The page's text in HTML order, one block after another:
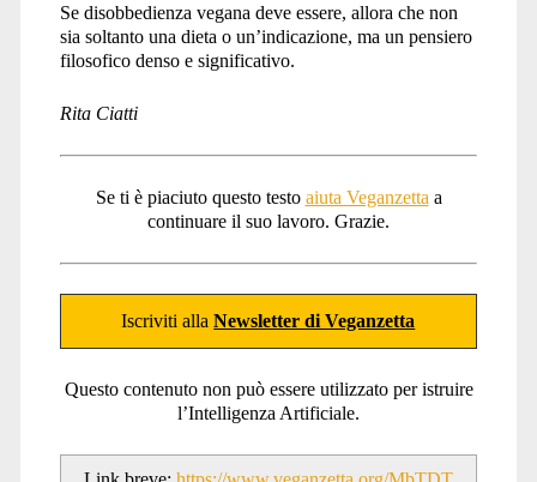
Se disobbedienza vegana deve essere, allora che non
sia soltanto una dieta o un’indicazione, ma un pensiero
filosofico denso e significativo.
Rita Ciatti
Se ti è piaciuto questo testo aiuta Veganzetta a
continuare il suo lavoro. Grazie.
Iscriviti allaNewsletter di Veganzetta
Questo contenuto non può essere utilizzato per istruire
l’Intelligenza Artificiale.